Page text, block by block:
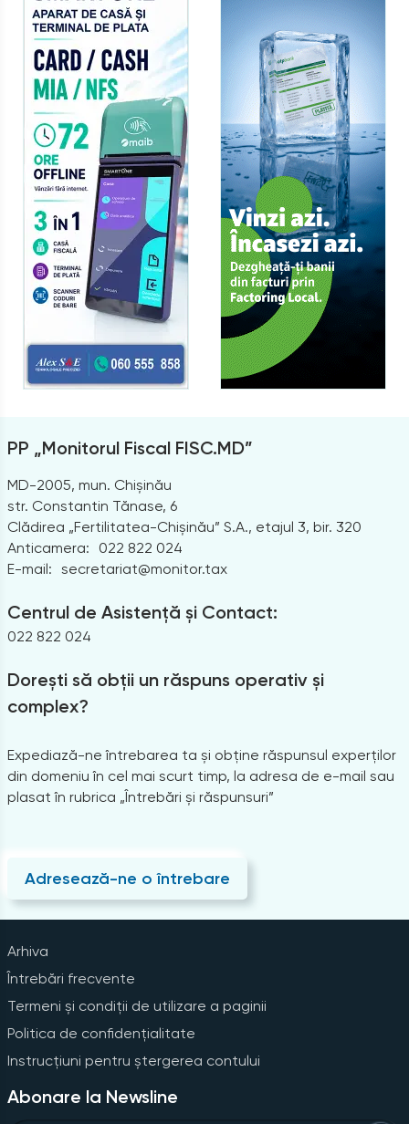
PP „Monitorul Fiscal FISC.MD”
MD-2005, mun. Chișinău
str. Constantin Tănase, 6
Clădirea „Fertilitatea-Chișinău” S.A., etajul 3, bir. 320
Anticamera:
022 822 024
E-mail: secretariat@monitor.tax
Centrul de Asistență și Contact:
022 822 024
Dorești să obții un răspuns operativ și
complex?
Expediază-ne întrebarea ta și obține răspunsul experților
din domeniu în cel mai scurt timp, la adresa de e-mail sau
plasat în rubrica „Întrebări și răspunsuri”
Adresează-ne o întrebare
Arhiva
Întrebări frecvente
Termeni și condiții de utilizare a paginii
Politica de confidențialitate
Instrucțiuni pentru ștergerea contului
Abonare la Newsline